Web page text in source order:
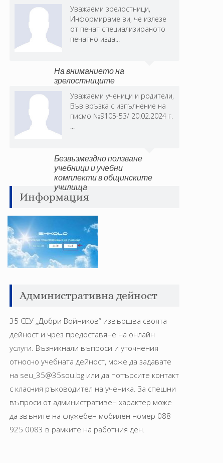
Уважаеми зрелостници,
Информираме ви, че излезе
от печат специализираното
печатно изда...
На вниманието на
зрелостниците
Уважаеми ученици и родители,
Във връзка с изпълнение на
писмо №9105-53/ 20.02.2024 г.
...
Безвъзмездно ползване
учебници и учебни
комплекти в общинските
училища
Информация
Административна дейност
35 СЕУ „Добри Войников“ извършва своята
дейност и чрез предоставяне на онлайн
услуги. Възникнали въпроси и уточнения
относно учебната дейност, може да задавате
на seu_35@35sou.bg или да потърсите контакт
с класния ръководител на ученика. За спешни
въпроси от административен характер може
да звъните на служебен мобилен номер 088
925 0083 в рамките на работния ден.